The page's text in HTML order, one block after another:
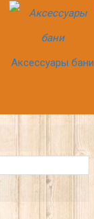
Аксессуары бани